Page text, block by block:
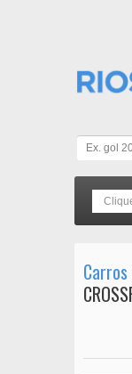
Carros